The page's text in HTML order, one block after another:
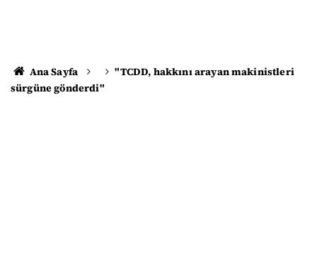
Ana Sayfa
"TCDD, hakkını arayan makinistleri
sürgüne gönderdi"